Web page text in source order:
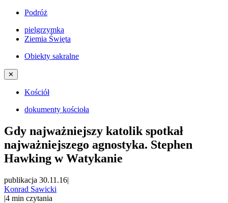
Podróż
pielgrzymka
Ziemia Święta
Obiekty sakralne
✕
Kościół
dokumenty kościoła
Gdy najważniejszy katolik spotkał
najważniejszego agnostyka. Stephen
Hawking w Watykanie
publikacja 30.11.16|
Konrad Sawicki
|4 min czytania